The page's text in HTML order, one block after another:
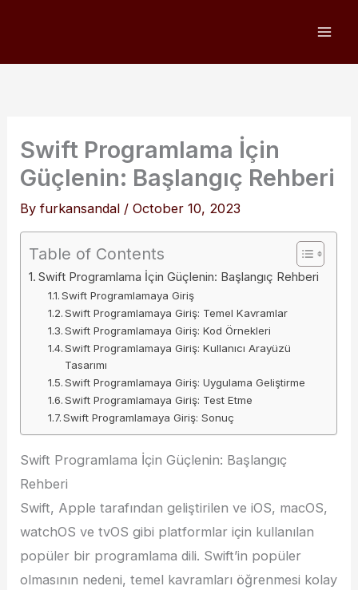
Swift Programlama İçin
Güçlenin: Başlangıç Rehberi
Byfurkansandal /October 10, 2023
Table of Contents
Swift Programlama İçin Güçlenin: Başlangıç Rehberi
Swift Programlamaya Giriş
Swift Programlamaya Giriş: Temel Kavramlar
Swift Programlamaya Giriş: Kod Örnekleri
Swift Programlamaya Giriş: Kullanıcı Arayüzü
Tasarımı
Swift Programlamaya Giriş: Uygulama Geliştirme
Swift Programlamaya Giriş: Test Etme
Swift Programlamaya Giriş: Sonuç
Swift Programlama İçin Güçlenin: Başlangıç
Rehberi
Swift, Apple tarafından geliştirilen ve iOS, macOS,
watchOS ve tvOS gibi platformlar için kullanılan
popüler bir programlama dili. Swift’in popüler
olmasının nedeni, temel kavramları öğrenmesi kolay